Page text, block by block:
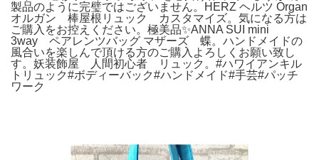
製品のように完璧ではございません。HERZ ヘルツ Organ
オルガン 棒屋根リュック カスタマイズ。気になる方は
ご購入をお控えください。極美品✨ANNA SUI mini
3way ペアレンツバッグ マザーズ 蝶。ハンドメイドの
風合いを楽しんで頂ける方のご購入よろしくお願い致し
す。妖装飾屋 人間初心者 リュック。#ハワイアンキル
トリュック#ボディーバック#ハンドメイド#手芸#パッチ
ワーク